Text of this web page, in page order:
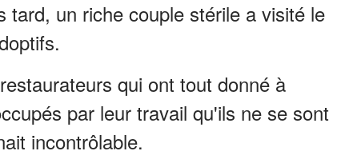
tard, un riche couple stérile a visité le
qui ont tout donné à
par leur travail qu'ils ne se sont
incontrôlable.